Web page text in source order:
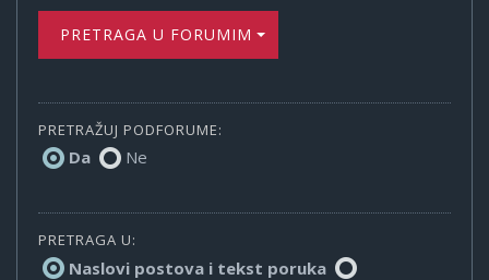
PRETRAGA U FORUMIMA
PRETRAŽUJ PODFORUME:
Da Ne
PRETRAGA U:
Naslovi postova i tekst poruka